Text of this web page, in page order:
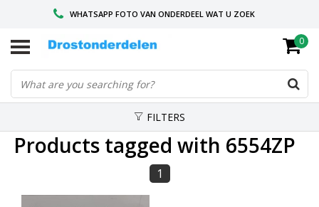
WHATSAPP FOTO VAN ONDERDEEL WAT U ZOEK
VOOR 16.00 BESTELD, VANDAAG VERZONDEN
GESPECIALISEERD PEUGEOT
0
FILTERS
Products tagged with 6554ZP
1